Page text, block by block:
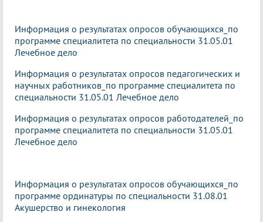
Информация о результатах опросов обучающихся_по
программе специалитета по специальности 31.05.01
Лечебное дело
Информация о результатах опросов педагогических и
научных работников_по программе специалитета по
специальности 31.05.01 Лечебное дело
Информация о результатах опросов работодателей_по
программе специалитета по специальности 31.05.01
Лечебное дело
Информация о результатах опросов обучающихся_по
программе ординатуры по специальности 31.08.01
Акушерство и гинекология